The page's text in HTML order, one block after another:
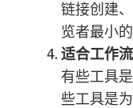
链接创建
览者最小
适合工作
有些工具
些工具是